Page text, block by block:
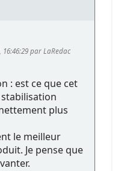
16:46:29 par LaRedac
: est ce que cet
plus
le meilleur
Je pense que